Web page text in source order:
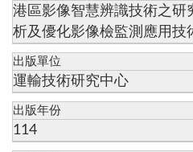
港區影像智慧辨識技術之
析及優化影像檢監測應用技
出版單位
運輸技術研究中心
出版年份
114